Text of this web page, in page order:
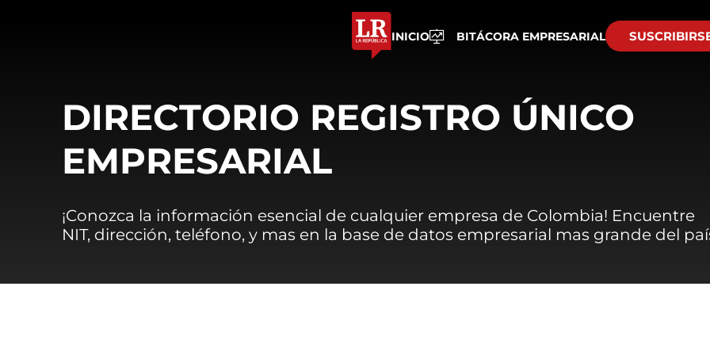
INICIO BITÁCORA EMPRESARIAL
DIRECTORIO REGISTRO ÚNICO
EMPRESARIAL
¡Conozca la información esencial de cualquier empresa de Colombia! Encuentre
NIT, dirección, teléfono, y mas en la base de datos empresarial mas grande del